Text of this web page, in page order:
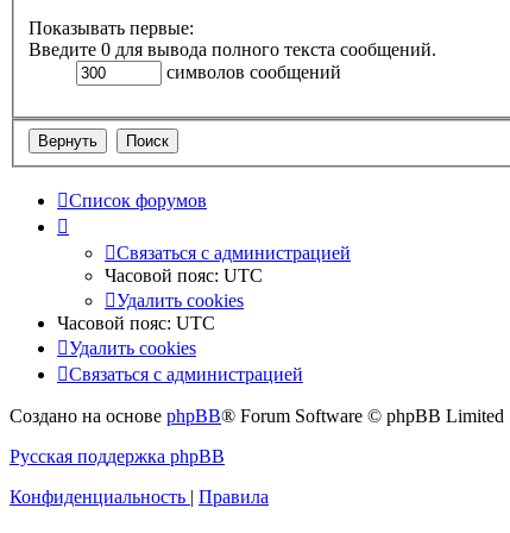
Показывать первые:
Введите 0 для вывода полного текста сообщений.
символов сообщений
Список форумов
Связаться с администрацией
Часовой пояс: UTC
Удалить cookies
Часовой пояс: UTC
Удалить cookies
Связаться с администрацией
Создано на основе phpBB® Forum Software © phpBB Limited
Русская поддержка phpBB
Конфиденциальность | Правила